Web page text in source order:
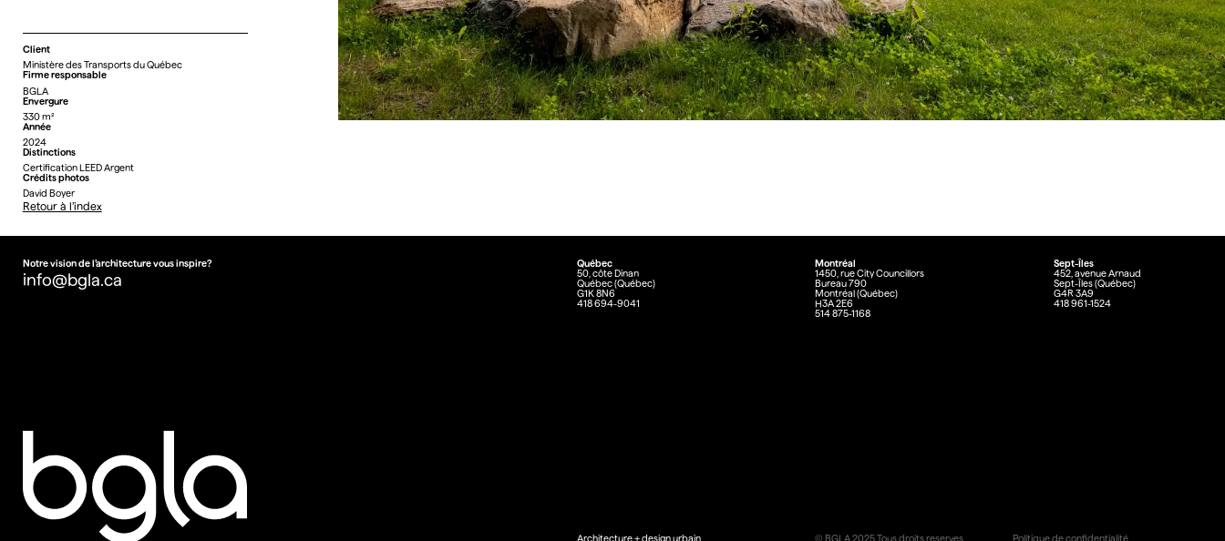
Client
Ministère des Transports du Québec
Firme responsable
BGLA
Envergure
330 m²
Année
2024
Distinctions
Certification LEED Argent
Crédits photos
David Boyer
Retour à l’index
Retour à l’index
Notre vision de l’architecture vous inspire?
info@bgla.ca
Québec
50, côte Dinan
Québec (Québec)
G1K 8N6
418 694-9041
Montréal
1450, rue City Councillors
Bureau 790
Montréal (Québec)
H3A 2E6
514 875-1168
Sept-Îles
452, avenue Arnaud
Sept-Îles (Québec)
G4R 3A9
418 961-1524
Architecture + design urbain © BGLA2025Tous droits reserves Politique de confidentialité